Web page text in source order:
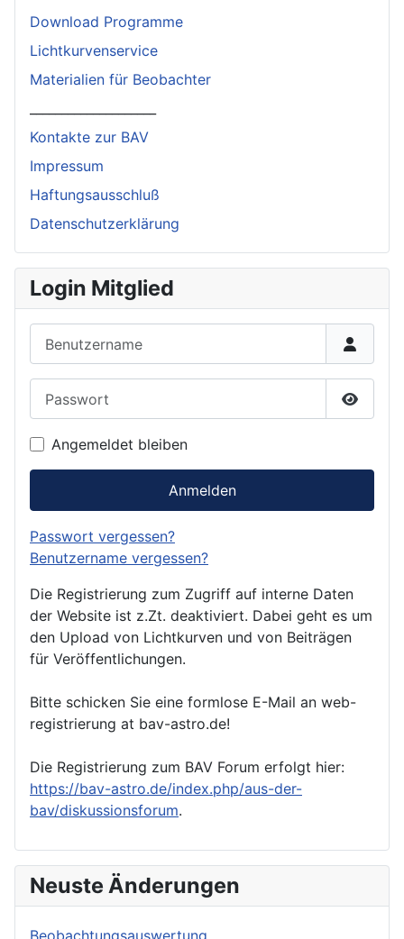
Download Programme
Lichtkurvenservice
Materialien für Beobachter
Kontakte zur BAV
Impressum
Haftungsausschluß
Datenschutzerklärung
Login Mitglied
Angemeldet bleiben
Anmelden
Passwort vergessen?
Benutzername vergessen?
Die Registrierung zum Zugriff auf interne Daten
der Website ist z.Zt. deaktiviert. Dabei geht es um
den Upload von Lichtkurven und von Beiträgen
für Veröffentlichungen.
Bitte schicken Sie eine formlose E-Mail an web-
registrierung at bav-astro.de!
Die Registrierung zum BAV Forum erfolgt hier:
https://bav-astro.de/index.php/aus-der-
bav/diskussionsforum.
Neuste Änderungen
Beobachtungsauswertung